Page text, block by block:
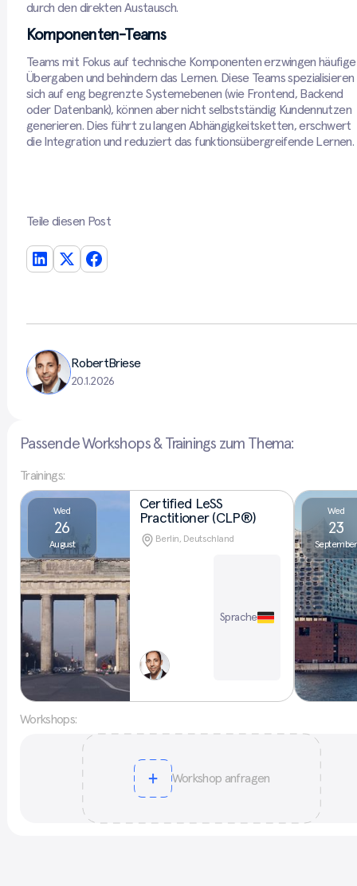
durch den direkten Austausch.
Komponenten-Teams
Teams mit Fokus auf technische Komponenten erzwingen häufige
Übergaben und behindern das Lernen. Diese Teams spezialisieren
sich auf eng begrenzte Systemebenen (wie Frontend, Backend
oder Datenbank), können aber nicht selbstständig Kundennutzen
generieren. Dies führt zu langen Abhängigkeitsketten, erschwert
die Integration und reduziert das funktionsübergreifende Lernen.
Teile diesen Post
RobertBriese
20.1.2026
Passende Workshops & Trainings zum Thema:
Trainings:
Wed
26
August
Certified LeSS
Practitioner (CLP®)
Berlin, Deutschland
Sprache
Wed
23
September
Workshops:
Workshop anfragen